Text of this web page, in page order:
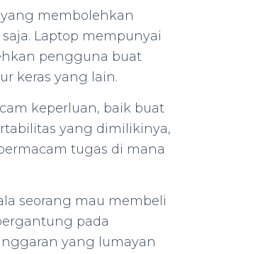
membolehkan
Laptop mempunyai
pengguna buat
keras yang lain.
keperluan, baik buat
yang dimilikinya,
tugas di mana
seorang mau membeli
pada
yang lumayan